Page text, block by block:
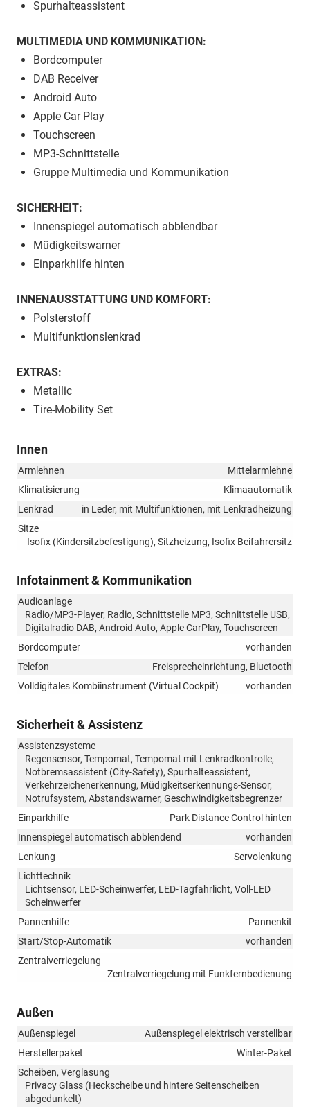
Spurhalteassistent
MULTIMEDIA UND KOMMUNIKATION:
Bordcomputer
DAB Receiver
Android Auto
Apple Car Play
Touchscreen
MP3-Schnittstelle
Gruppe Multimedia und Kommunikation
SICHERHEIT:
Innenspiegel automatisch abblendbar
Müdigkeitswarner
Einparkhilfe hinten
INNENAUSSTATTUNG UND KOMFORT:
Polsterstoff
Multifunktionslenkrad
EXTRAS:
Metallic
Tire-Mobility Set
Innen
Armlehnen
Mittelarmlehne
Klimatisierung
Klimaautomatik
Lenkrad
in Leder, mit Multifunktionen, mit Lenkradheizung
Sitze
Isofix (Kindersitzbefestigung), Sitzheizung, Isofix Beifahrersitz
Infotainment & Kommunikation
Audioanlage
Radio/MP3-Player, Radio, Schnittstelle MP3, Schnittstelle USB,
Digitalradio DAB, Android Auto, Apple CarPlay, Touchscreen
Bordcomputer
vorhanden
Telefon
Freisprecheinrichtung, Bluetooth
Volldigitales Kombiinstrument (Virtual Cockpit)
vorhanden
Sicherheit & Assistenz
Assistenzsysteme
Regensensor, Tempomat, Tempomat mit Lenkradkontrolle,
Notbremsassistent (City-Safety), Spurhalteassistent,
Verkehrzeichenerkennung, Müdigkeitserkennungs-Sensor,
Notrufsystem, Abstandswarner, Geschwindigkeitsbegrenzer
Einparkhilfe
Park Distance Control hinten
Innenspiegel automatisch abblendend
vorhanden
Lenkung
Servolenkung
Lichttechnik
Lichtsensor, LED-Scheinwerfer, LED-Tagfahrlicht, Voll-LED
Scheinwerfer
Pannenhilfe
Pannenkit
Start/Stop-Automatik
vorhanden
Zentralverriegelung
Zentralverriegelung mit Funkfernbedienung
Außen
Außenspiegel
Außenspiegel elektrisch verstellbar
Herstellerpaket
Winter-Paket
Scheiben, Verglasung
Privacy Glass (Heckscheibe und hintere Seitenscheiben
abgedunkelt)